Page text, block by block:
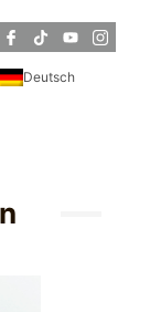
Deutsch